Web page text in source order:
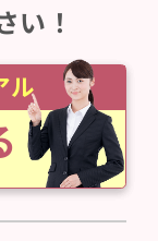
い！
ル